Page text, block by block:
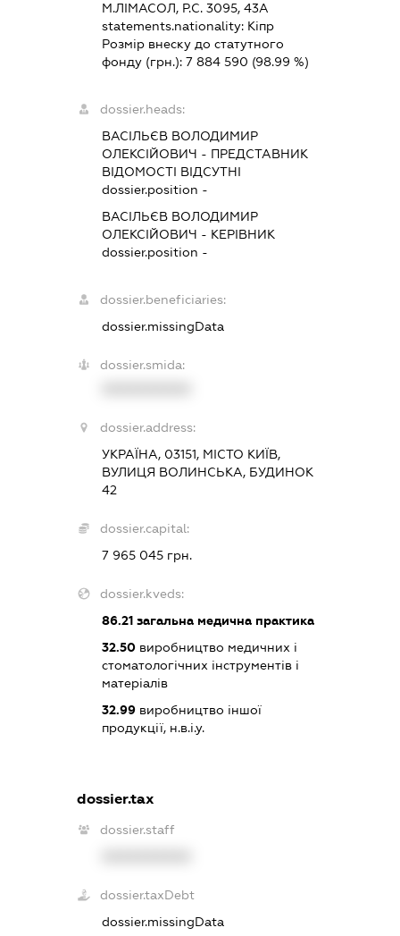
М.ЛІМАСОЛ, Р.С. 3095, 43А
statements.nationality: Кіпр
Розмір внеску до статутного
фонду (грн.):7 884 590 (98.99 %)
dossier.heads:
ВАСІЛЬЄВ ВОЛОДИМИР
ОЛЕКСІЙОВИЧ - ПРЕДСТАВНИК
ВІДОМОСТІ ВІДСУТНІ
dossier.position -
ВАСІЛЬЄВ ВОЛОДИМИР
ОЛЕКСІЙОВИЧ - КЕРІВНИК
dossier.position -
dossier.beneficiaries:
dossier.missingData
dossier.smida:
dossier.address:
УКРАЇНА, 03151, МІСТО КИЇВ,
ВУЛИЦЯ ВОЛИНСЬКА, БУДИНОК
42
dossier.capital:
7 965 045 грн.
dossier.kveds:
86.21 загальна медична практика
32.50 виробництво медичних і
стоматологічних інструментів і
матеріалів
32.99 виробництво іншої
продукції, н.в.і.у.
dossier.tax
dossier.staff
dossier.taxDebt
dossier.missingData